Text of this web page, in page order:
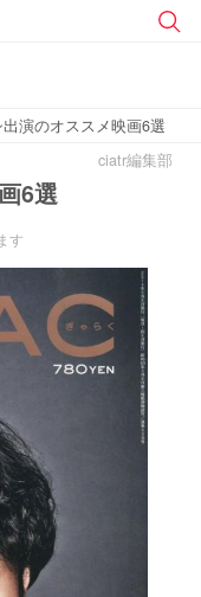
演のオススメ映画6選
ciatr編集部
6選
す